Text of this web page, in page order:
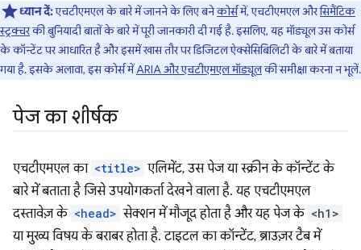
ध्यान दें:एचटीएमएल के बारे में जानने के लिए बनेकोर्समें, एचटीएमएल औरसिमैंटिक
स्ट्रक्चरकी बुनियादी बातों के बारे में पूरी जानकारी दी गई है. इसलिए, यह मॉड्यूल उस कोर्स
के कॉन्टेंट पर आधारित है और इसमें खास तौर पर डिजिटल ऐक्सेसिबिलिटी के बारे में बताया
गया है. इसके अलावा, इस कोर्स मेंARIA और एचटीएमएल मॉड्यूलकी समीक्षा करना न भूलें.
पेज का शीर्षक
एचटीएमएल का <title> एलिमेंट, उस पेज या स्क्रीन के कॉन्टेंट के
बारे में बताता है जिसे उपयोगकर्ता देखने वाला है. यह एचटीएमएल
दस्तावेज़ के <head> सेक्शन में मौजूद होता है और यह पेज के <h1>
या मुख्य विषय के बराबर होता है. टाइटल का कॉन्टेंट, ब्राउज़र टैब में